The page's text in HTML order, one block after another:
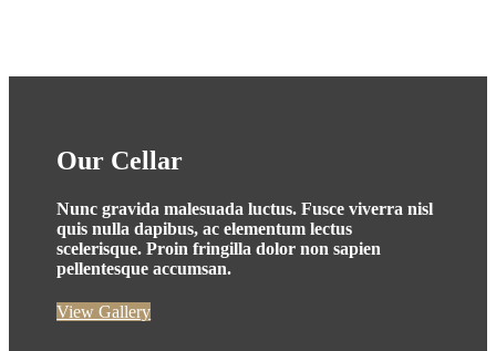
Our Cellar
Nunc gravida malesuada luctus. Fusce viverra nisl
quis nulla dapibus, ac elementum lectus
scelerisque. Proin fringilla dolor non sapien
pellentesque accumsan.
View Gallery